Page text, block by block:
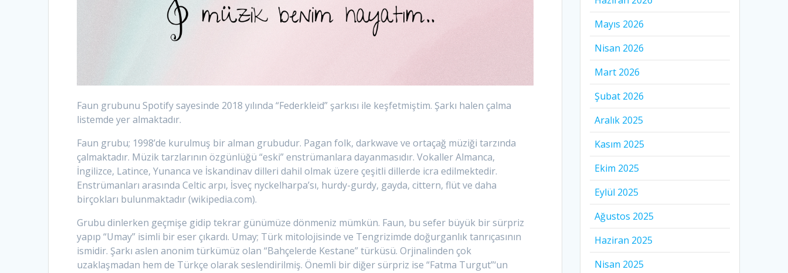
Faun grubunu Spotify sayesinde 2018 yılında “Federkleid” şarkısı ile keşfetmiştim. Şarkı halen çalma
listemde yer almaktadır.
Faun grubu; 1998’de kurulmuş bir alman grubudur. Pagan folk, darkwave ve ortaçağ müziği tarzında
çalmaktadır. Müzik tarzlarının özgünlüğü “eski” enstrümanlara dayanmasıdır. Vokaller Almanca,
İngilizce, Latince, Yunanca ve İskandinav dilleri dahil olmak üzere çeşitli dillerde icra edilmektedir.
Enstrümanları arasında Celtic arpı, İsveç nyckelharpa’sı, hurdy-gurdy, gayda, cittern, flüt ve daha
birçokları bulunmaktadır (wikipedia.com).
Grubu dinlerken geçmişe gidip tekrar günümüze dönmeniz mümkün. Faun, bu sefer büyük bir sürpriz
yapıp “Umay” isimli bir eser çıkardı. Umay; Türk mitolojisinde ve Tengrizimde doğurganlık tanrıçasının
ismidir. Şarkı aslen anonim türkümüz olan “Bahçelerde Kestane” türküsü. Orjinalinden çok
uzaklaşmadan hem de Türkçe olarak seslendirilmiş. Önemli bir diğer sürpriz ise “Fatma Turgut”‘un
Mayıs 2026
Nisan 2026
Mart 2026
Şubat 2026
Aralık 2025
Kasım 2025
Ekim 2025
Eylül 2025
Ağustos 2025
Haziran 2025
Nisan 2025